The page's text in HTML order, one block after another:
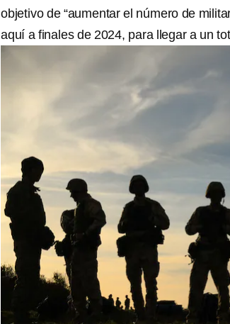
objetivo de “aumentar el número de
aquí a finales de 2024, para llegar a un